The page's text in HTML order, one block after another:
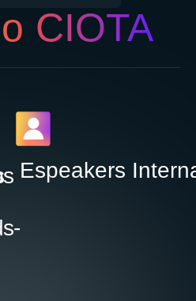
CIOTA
Espeakers